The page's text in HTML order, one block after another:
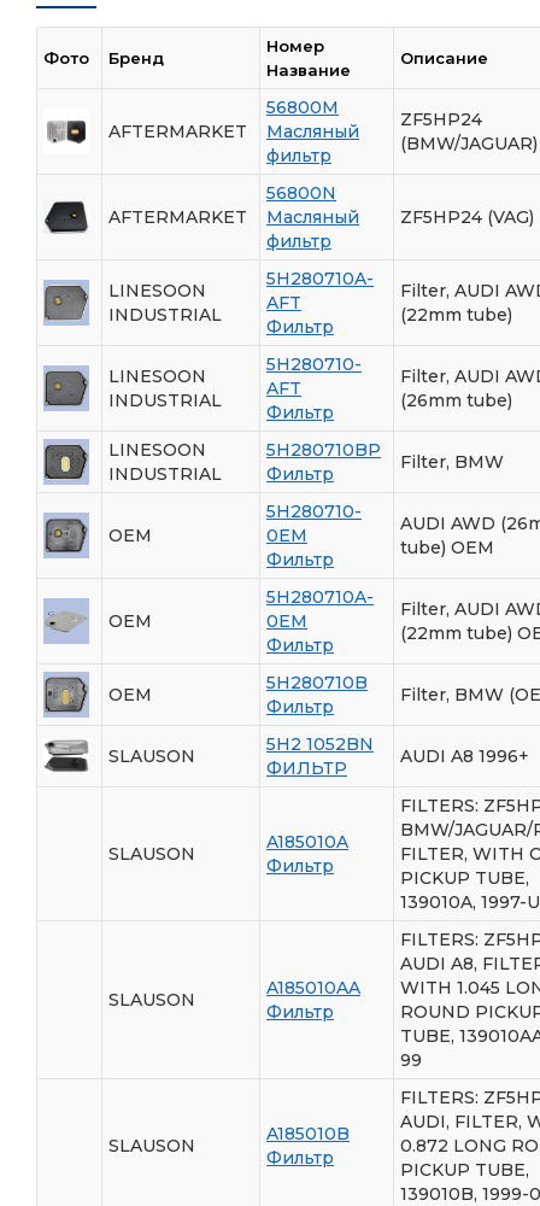
Фото Бренд
Номер
Название
Описание
AFTERMARKET
56800M
Масляный
фильтр
ZF5HP24
(BMW/JAGUAR)
AFTERMARKET
56800N
Масляный
фильтр
ZF5HP24 (VAG)
LINESOON
INDUSTRIAL
5H280710A-
AFT
Фильтр
Filter, AUDI
(22mm tube)
LINESOON
INDUSTRIAL
5H280710-
AFT
Фильтр
Filter, AUDI
(26mm tube)
LINESOON
INDUSTRIAL
5H280710BP
Фильтр
Filter, BMW
OEM
5H280710-
0EM
Фильтр
AUDI AWD
tube) OEM
OEM
5H280710A-
0EM
Фильтр
Filter, AUDI
(22mm tube)
OEM
5H280710B
Фильтр
Filter, BMW
SLAUSON
5H2 1052BN
ФИЛЬТР
AUDI A8 1996+
SLAUSON
A185010A
Фильтр
FILTERS:
BMW/JAGUAR/
FILTER, WITH
PICKUP TUBE,
139010A, 1997-
SLAUSON
A185010AA
Фильтр
FILTERS:
AUDI A8,
WITH 1.045
ROUND
TUBE,
99
SLAUSON
A185010B
Фильтр
FILTERS:
AUDI, FILTER,
0.872 LONG
PICKUP TUBE,
139010B, 1999-